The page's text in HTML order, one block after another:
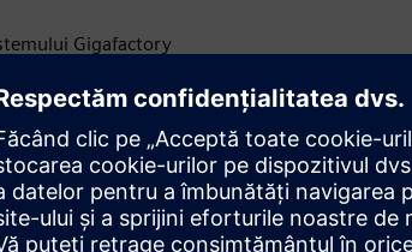
Gigafactory
în Gigafactories
Gigafactory